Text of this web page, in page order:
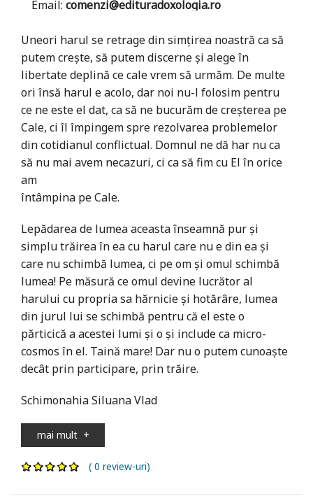
Email: comenzi@edituradoxologia.ro
Uneori harul se retrage din simțirea noastră ca să
putem crește, să putem discerne și alege în
libertate deplină ce cale vrem să urmăm. De multe
ori însă harul e acolo, dar noi nu-l folosim pentru
ce ne este el dat, ca să ne bucurăm de creșterea pe
Cale, ci îl împingem spre rezolvarea problemelor
din cotidianul conflictual. Domnul ne dă har nu ca
să nu mai avem necazuri, ci ca să fim cu El în orice
am
întâmpina pe Cale.
Lepădarea de lumea aceasta înseamnă pur și
simplu trăirea în ea cu harul care nu e din ea și
care nu schimbă lumea, ci pe om și omul schimbă
lumea! Pe măsură ce omul devine lucrător al
harului cu propria sa hărnicie și hotărâre, lumea
din jurul lui se schimbă pentru că el este o
părticică a acestei lumi și o și include ca micro-
cosmos în el. Taină mare! Dar nu o putem cunoaște
decât prin participare, prin trăire.
Schimonahia Siluana Vlad
mai mult +
( 0 review-uri)